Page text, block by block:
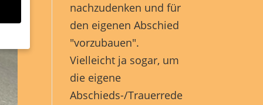
nachzudenken und für
den eigenen Abschied
"vorzubauen".
Vielleicht ja sogar, um
die eigene
Abschieds-/Trauerrede